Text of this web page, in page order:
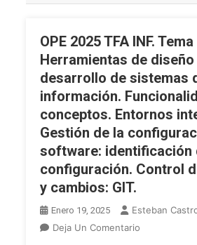
OPE 2025 TFA INF. Tema
Herramientas de diseño
desarrollo de sistemas
información.
conceptos. Entornos
Gestión de la
software: identificación
configuración. Control
y cambios: GIT.
Enero 19, 2025
Esteban
Deja Un Comentario